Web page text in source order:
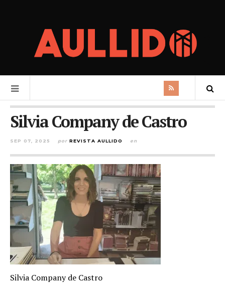
Silvia Company de Castro
SEP 07, 2025 por REVISTA AULLIDO en
Silvia Company de Castro